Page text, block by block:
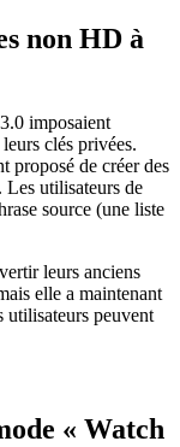
non HD à
imposaient
clés privées.
proposé de créer des
utilisateurs de
source (une liste
leurs anciens
elle a maintenant
utilisateurs peuvent
« Watch